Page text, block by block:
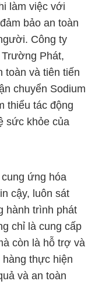
làm việc với
bảo an toàn
Công ty
Phát,
toàn và tiên tiến
chuyển Sodium
thiểu tác động
sức khỏe của
ứng hóa
cậy, luôn sát
hành trình phát
chỉ là cung cấp
còn là hỗ trợ và
thực hiện
và an toàn